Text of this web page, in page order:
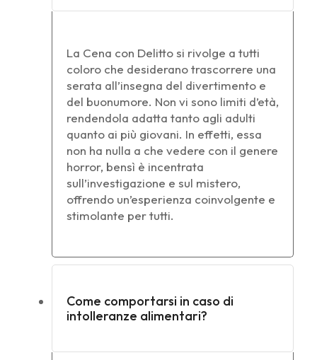
La Cena con Delitto si rivolge a tutti
coloro che desiderano trascorrere una
serata all’insegna del divertimento e
del buonumore. Non vi sono limiti d’età,
rendendola adatta tanto agli adulti
quanto ai più giovani. In effetti, essa
non ha nulla a che vedere con il genere
horror, bensì è incentrata
sull’investigazione e sul mistero,
offrendo un’esperienza coinvolgente e
stimolante per tutti.
Come comportarsi in caso di
intolleranze alimentari?